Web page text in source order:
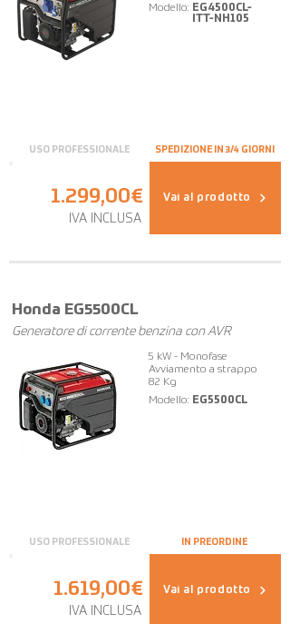
Modello: EG4500CL-
ITT-NH105
USO PROFESSIONALE SPEDIZIONE IN 3/4 GIORNI
1.299,00€
IVA INCLUSA
Vai al prodotto
Honda EG5500CL
Generatore di corrente benzina con AVR
5 kW - Monofase
Avviamento a strappo
82 Kg
Modello: EG5500CL
USO PROFESSIONALE IN PREORDINE
1.619,00€
IVA INCLUSA
Vai al prodotto